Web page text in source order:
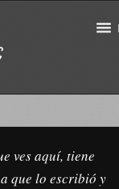
ves aquí, tiene
que lo escribió y